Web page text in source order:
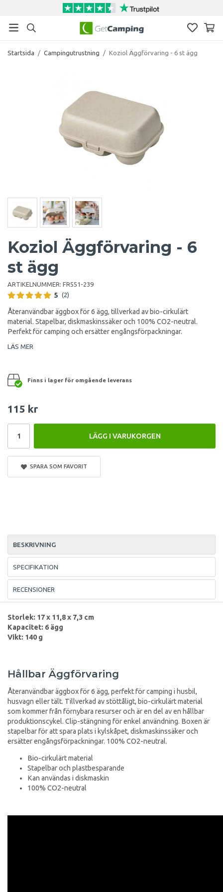
Startsida / Campingutrustning / Koziol Äggförvaring - 6 st ägg
Koziol Äggförvaring - 6
st ägg
ARTIKELNUMMER: FR551-239
5 (2)
Återanvändbar äggbox för 6 ägg, tillverkad av bio-cirkulärt
material. Stapelbar, diskmaskinssäker och 100% CO2-neutral.
Perfekt för camping och ersätter engångsförpackningar.
LÄS MER
Finns i lager för omgående leverans
115 kr
LÄGG I VARUKORGEN
SPARA SOM FAVORIT
BESKRIVNING
SPECIFIKATION
RECENSIONER
Storlek: 17 x 11,8 x 7,3 cm
Kapacitet: 6 ägg
Vikt: 140 g
Hållbar Äggförvaring
Återanvändbar äggbox för 6 ägg, perfekt för camping i husbil,
husvagn eller tält. Tillverkad av stöttåligt, bio-cirkulärt material
som kommer från förnybara resurser och är en del av en hållbar
produktionscykel. Clip-stängning för enkel användning. Boxen är
stapelbar för att spara plats i kylskåpet, diskmaskinssäker och
ersätter engångsförpackningar. 100% CO2-neutral.
Bio-cirkulärt material
Stapelbar och plastbesparande
Kan användas i diskmaskin
100% CO2-neutral